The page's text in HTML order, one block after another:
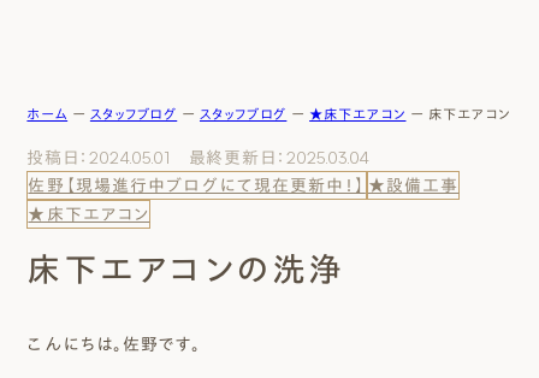
エムズのこと
［受付時間］ 9:00～18:00
まずは相談する[無料]
ホーム ー スタッフブログ ー スタッフブログ ー ★床下エアコン ー 床下エアコンの
投稿日：2024.05.01 最終更新日：2025.03.04
佐野【現場進行中ブログにて現在更新中！】
★設備工事
★床下エアコン
床下エアコンの洗浄
こんにちは。佐野です。